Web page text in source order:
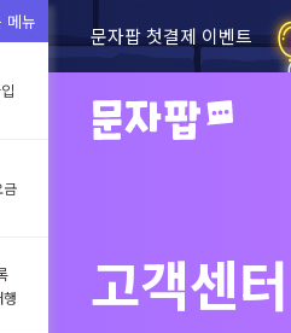
문자팝 첫결제 이벤트
메뉴
고객센터